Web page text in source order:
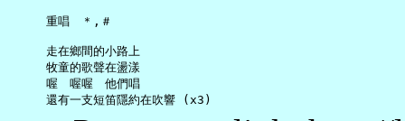
     重唱　＊,＃
     走在鄉間的小路上
     牧童的歌聲在盪漾
     喔　喔喔　他們唱